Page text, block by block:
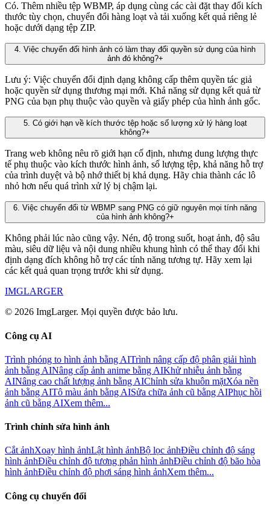
Có. Thêm nhiều tệp WBMP, áp dụng cùng các cài đặt thay đổi kích
thước tùy chọn, chuyển đổi hàng loạt và tải xuống kết quả riêng lẻ
hoặc dưới dạng tệp ZIP.
4. Việc chuyển đổi hình ảnh có làm thay đổi quyền sử dụng của hình
ảnh đó không?+
Lưu ý: Việc chuyển đổi định dạng không cấp thêm quyền tác giả
hoặc quyền sử dụng thương mại mới. Khả năng sử dụng kết quả từ
PNG của bạn phụ thuộc vào quyền và giấy phép của hình ảnh gốc.
5. Có giới hạn về kích thước tệp hoặc số lượng xử lý hàng loạt
không?+
Trang web không nêu rõ giới hạn cố định, nhưng dung lượng thực
tế phụ thuộc vào kích thước hình ảnh, số lượng tệp, khả năng hỗ trợ
của trình duyệt và bộ nhớ thiết bị khả dụng. Hãy chia thành các lô
nhỏ hơn nếu quá trình xử lý bị chậm lại.
6. Việc chuyển đổi từ WBMP sang PNG có giữ nguyên mọi tính năng
của hình ảnh không?+
Không phải lúc nào cũng vậy. Nén, độ trong suốt, hoạt ảnh, độ sâu
màu, siêu dữ liệu và nội dung nhiều khung hình có thể thay đổi khi
định dạng đích không hỗ trợ các tính năng tương tự. Hãy xem lại
các kết quả quan trọng trước khi sử dụng.
IMGLARGER
© 2026 ImgLarger. Mọi quyền được bảo lưu.
Công cụ AI
Trình phóng to hình ảnh bằng AITrình nâng cấp độ phân giải hình
ảnh bằng AINâng cấp ảnh anime bằng AIKhử nhiễu ảnh bằng
AINâng cao chất lượng ảnh bằng AIChỉnh sửa khuôn mặtXóa nền
ảnh bằng AITô màu ảnh bằng AISửa chữa ảnh cũ bằng AIPhục hồi
ảnh cũ bằng AIXem thêm...
Trình chỉnh sửa hình ảnh
Cắt ảnhXoay hình ảnhLật hình ảnhBộ lọc ảnhĐiều chỉnh độ sáng
hình ảnhĐiều chỉnh độ tương phản hình ảnhĐiều chỉnh độ bão hòa
hình ảnhĐiều chỉnh độ phơi sáng hình ảnhXem thêm...
Công cụ chuyển đổi